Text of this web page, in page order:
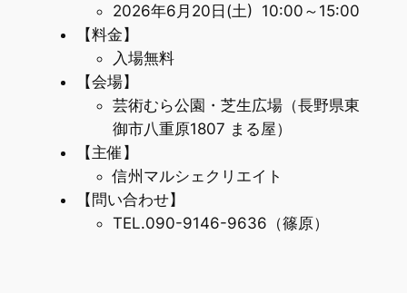
2026年6月20日(土) 10:00～15:00
【料金】
入場無料
【会場】
芸術むら公園・芝生広場（長野県東
御市八重原1807 まる屋）
【主催】
信州マルシェクリエイト
【問い合わせ】
TEL.090-9146-9636（篠原）